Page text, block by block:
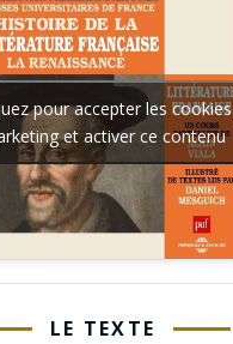
pour accepter les cookies
et activer ce contenu
LE TEXTE